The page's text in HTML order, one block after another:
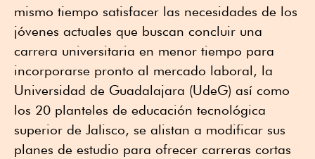
mismo tiempo satisfacer las necesidades de los
jóvenes actuales que buscan concluir una
carrera universitaria en menor tiempo para
incorporarse pronto al mercado laboral, la
Universidad de Guadalajara (UdeG) así como
los 20 planteles de educación tecnológica
superior de Jalisco, se alistan a modificar sus
planes de estudio para ofrecer carreras cortas